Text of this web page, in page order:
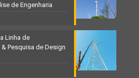
de Engenharia
Linha de
Pesquisa de Design